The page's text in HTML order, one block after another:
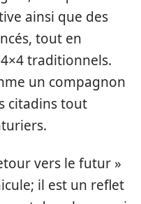
ainsi que des
tout en
traditionnels.
un compagnon
citadins tout
vers le futur »
il est un reflet